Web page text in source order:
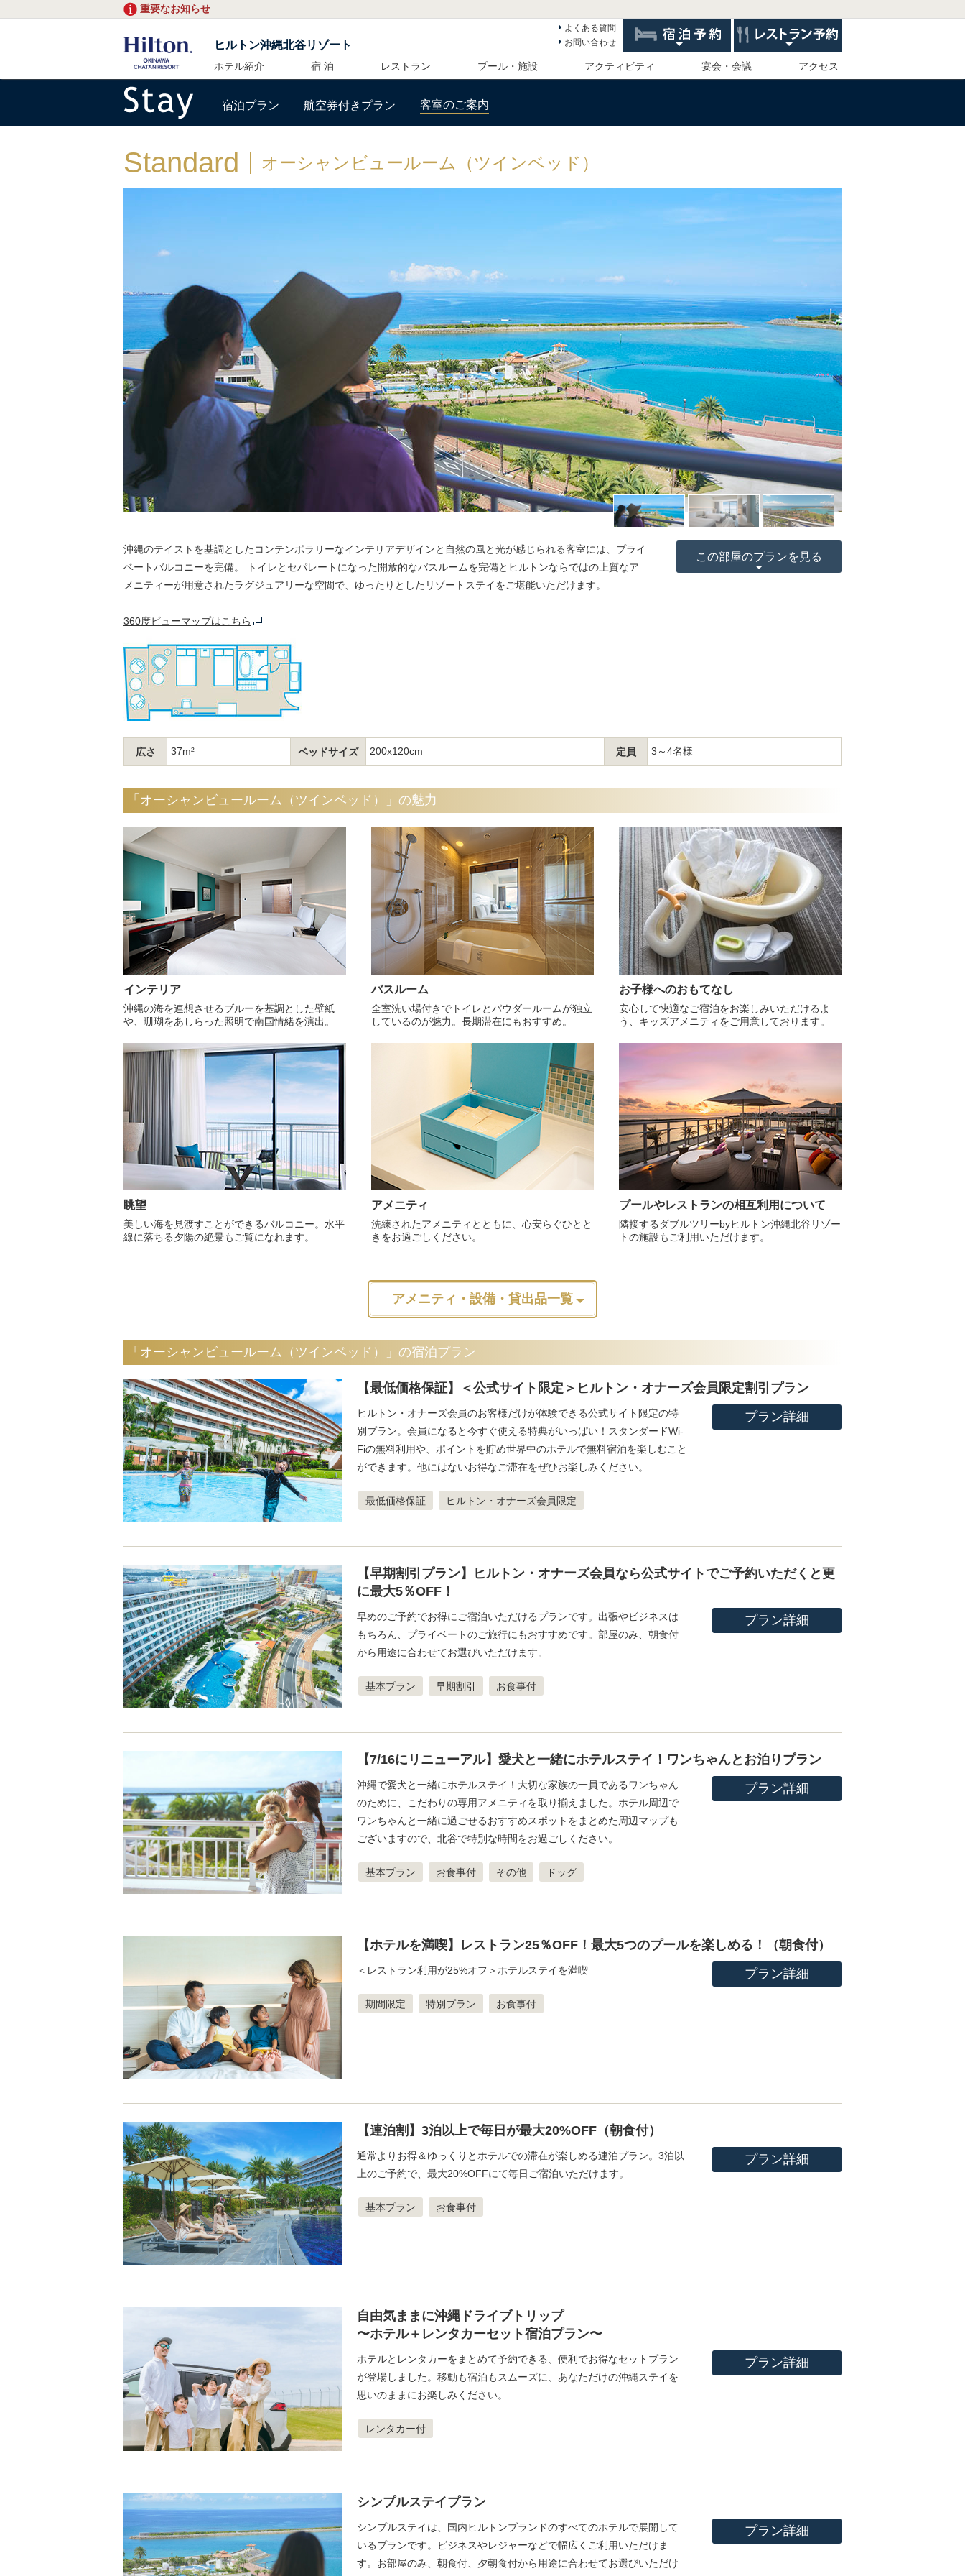
重要なお知らせ
ヒルトン沖縄北谷リゾート
よくある質問
お問い合わせ
ホテル紹介 宿 泊 レストラン プール・施設 アクティビティ 宴会・会議 アクセス
宿泊プラン 航空券付きプラン 客室のご案内
Standard オーシャンビュールーム（ツインベッド）
沖縄のテイストを基調としたコンテンポラリーなインテリアデザインと自然の風と光が感じられる客室には、プライ
ベートバルコニーを完備。 トイレとセパレートになった開放的なバスルームを完備とヒルトンならではの上質なア
メニティーが用意されたラグジュアリーな空間で、ゆったりとしたリゾートステイをご堪能いただけます。
360度ビューマップはこちら
この部屋のプランを見る
広さ 37m² ベッドサイズ 200x120cm 定員 3～4名様
「オーシャンビュールーム（ツインベッド）」の魅力
インテリア
沖縄の海を連想させるブルーを基調とした壁紙
や、珊瑚をあしらった照明で南国情緒を演出。
バスルーム
全室洗い場付きでトイレとパウダールームが独立
しているのが魅力。長期滞在にもおすすめ。
お子様へのおもてなし
安心して快適なご宿泊をお楽しみいただけるよ
う、キッズアメニティをご用意しております。
眺望
美しい海を見渡すことができるバルコニー。水平
線に落ちる夕陽の絶景もご覧になれます。
アメニティ
洗練されたアメニティとともに、心安らぐひとと
きをお過ごしください。
プールやレストランの相互利用について
隣接するダブルツリーbyヒルトン沖縄北谷リゾー
トの施設もご利用いただけます。
アメニティ・設備・貸出品一覧
「オーシャンビュールーム（ツインベッド）」の宿泊プラン
【最低価格保証】＜公式サイト限定＞ヒルトン・オナーズ会員限定割引プラン
ヒルトン・オナーズ会員のお客様だけが体験できる公式サイト限定の特
別プラン。会員になると今すぐ使える特典がいっぱい！スタンダードWi-
Fiの無料利用や、ポイントを貯め世界中のホテルで無料宿泊を楽しむこと
ができます。他にはないお得なご滞在をぜひお楽しみください。
最低価格保証 ヒルトン・オナーズ会員限定
プラン詳細
【早期割引プラン】ヒルトン・オナーズ会員なら公式サイトでご予約いただくと更
に最大5％OFF！
早めのご予約でお得にご宿泊いただけるプランです。出張やビジネスは
もちろん、プライベートのご旅行にもおすすめです。部屋のみ、朝食付
から用途に合わせてお選びいただけます。
基本プラン 早期割引 お食事付
プラン詳細
【7/16にリニューアル】愛犬と一緒にホテルステイ！ワンちゃんとお泊りプラン
沖縄で愛犬と一緒にホテルステイ！大切な家族の一員であるワンちゃん
のために、こだわりの専用アメニティを取り揃えました。ホテル周辺で
ワンちゃんと一緒に過ごせるおすすめスポットをまとめた周辺マップも
ございますので、北谷で特別な時間をお過ごしください。
基本プラン お食事付 その他 ドッグ
プラン詳細
【ホテルを満喫】レストラン25％OFF！最大5つのプールを楽しめる！（朝食付）
＜レストラン利用が25%オフ＞ホテルステイを満喫
期間限定 特別プラン お食事付
プラン詳細
【連泊割】3泊以上で毎日が最大20%OFF（朝食付）
通常よりお得＆ゆっくりとホテルでの滞在が楽しめる連泊プラン。3泊以
上のご予約で、最大20%OFFにて毎日ご宿泊いただけます。
基本プラン お食事付
プラン詳細
自由気ままに沖縄ドライブトリップ
〜ホテル＋レンタカーセット宿泊プラン〜
ホテルとレンタカーをまとめて予約できる、便利でお得なセットプラン
が登場しました。移動も宿泊もスムーズに、あなただけの沖縄ステイを
思いのままにお楽しみください。
レンタカー付
プラン詳細
シンプルステイプラン
シンプルステイは、国内ヒルトンブランドのすべてのホテルで展開して
いるプランです。ビジネスやレジャーなどで幅広くご利用いただけま
す。お部屋のみ、朝食付、夕朝食付から用途に合わせてお選びいただけ
プラン詳細